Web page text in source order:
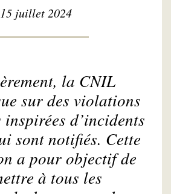
15 juillet 2024
la CNIL
sur des violations
inspirées d’incidents
sont notifiés. Cette
a pour objectif de
à tous les